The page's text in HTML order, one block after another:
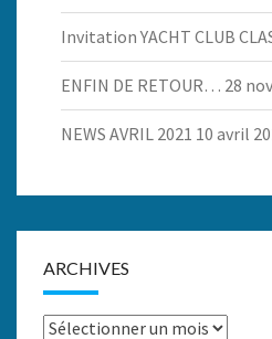
Invitation YACHT CLUB
ENFIN DE RETOUR… 28
NEWS AVRIL 2021 10 avril
ARCHIVES
Archives